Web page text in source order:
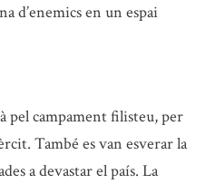
d’enemics en un espai
pel campament filisteu, per
També es van esverar la
a devastar el país. La